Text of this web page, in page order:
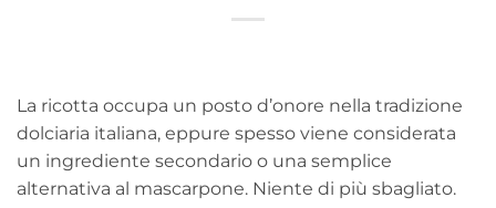
La ricotta occupa un posto d’onore nella tradizione
dolciaria italiana, eppure spesso viene considerata
un ingrediente secondario o una semplice
alternativa al mascarpone. Niente di più sbagliato.